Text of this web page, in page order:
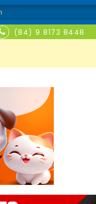
(84) 9 8173 8448